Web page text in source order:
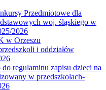
Przedmiotowe dla
woj. śląskiego w
2026
w Orzeszu
i oddziałów
regulaminu zapisu dzieci na
w przedszkolach-